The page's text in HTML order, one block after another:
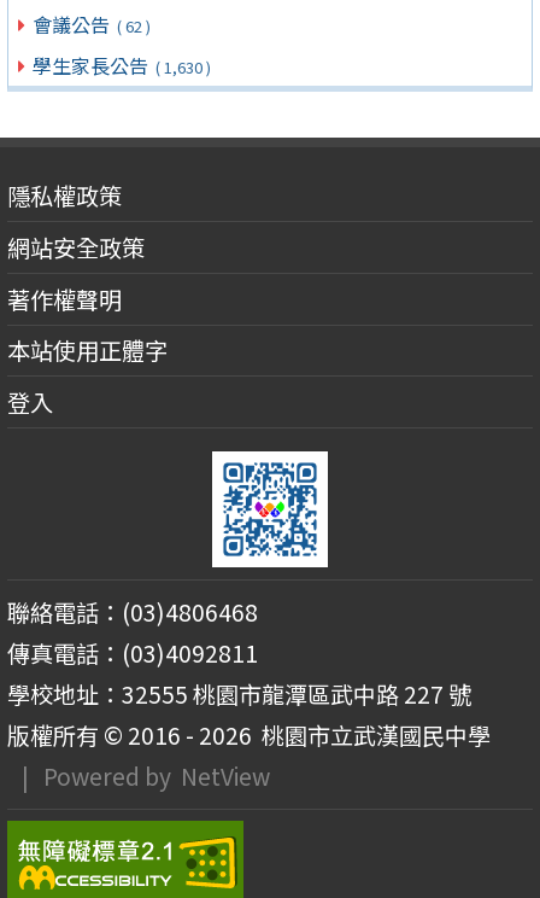
會議公告 ( 62 )
學生家長公告 ( 1,630 )
隱私權政策
網站安全政策
著作權聲明
本站使用正體字
登入
聯絡電話：(03)4806468
傳真電話：(03)4092811
學校地址：32555 桃園市龍潭區武中路 227 號
版權所有 © 2016 - 2026 桃園市立武漢國民中學
| Powered by NetView